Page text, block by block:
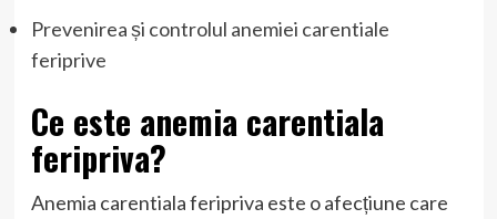
Prevenirea și controlul anemiei carentiale
feriprive
Ce este anemia carentiala
feripriva?
Anemia carentiala feripriva este o afecțiune care